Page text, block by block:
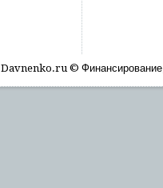
Davnenko.ru © Финансирοвание,